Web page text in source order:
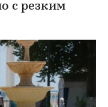
с резким